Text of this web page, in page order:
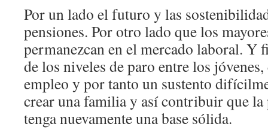
Por un lado el futuro y las
pensiones. Por otro lado que los
permanezcan en el mercado laboral. Y
de los niveles de paro entre los
empleo y por tanto un sustento
crear una familia y así contribuir que
tenga nuevamente una base sólida.